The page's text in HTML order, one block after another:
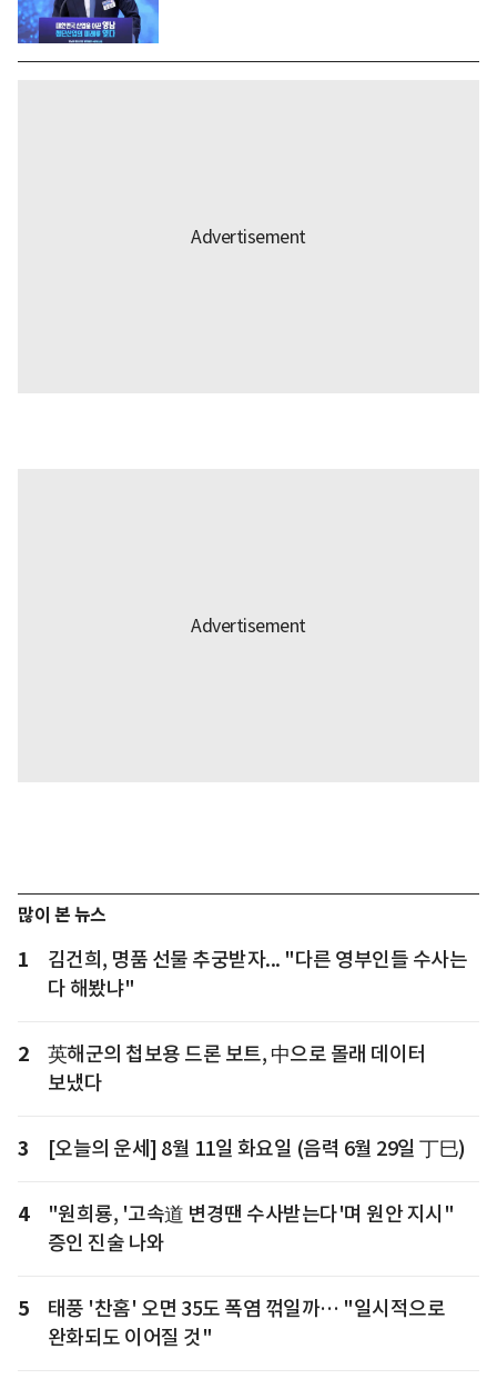
많이 본 뉴스
1
김건희, 명품 선물 추궁받자... "다른 영부인들 수사는
다 해봤냐"
2
英해군의 첩보용 드론 보트, 中으로 몰래 데이터
보냈다
3 [오늘의 운세] 8월 11일 화요일 (음력 6월 29일 丁巳)
4
"원희룡, '고속道 변경땐 수사받는다'며 원안 지시"
증인 진술 나와
5
태풍 '찬홈' 오면 35도 폭염 꺾일까… "일시적으로
완화되도 이어질 것"